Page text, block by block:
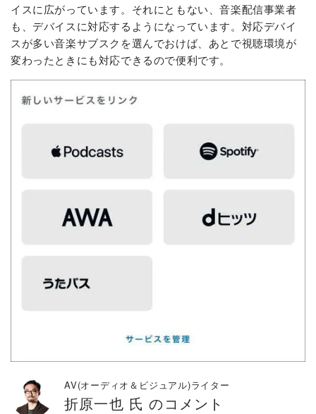
イスに広がっています。それにともない、音楽配信事業者
も、デバイスに対応するようになっています。対応デバイ
スが多い音楽サブスクを選んでおけば、あとで視聴環境が
変わったときにも対応できるので便利です。
AV(オーディオ＆ビジュアル)ライター
折原一也 氏 のコメント